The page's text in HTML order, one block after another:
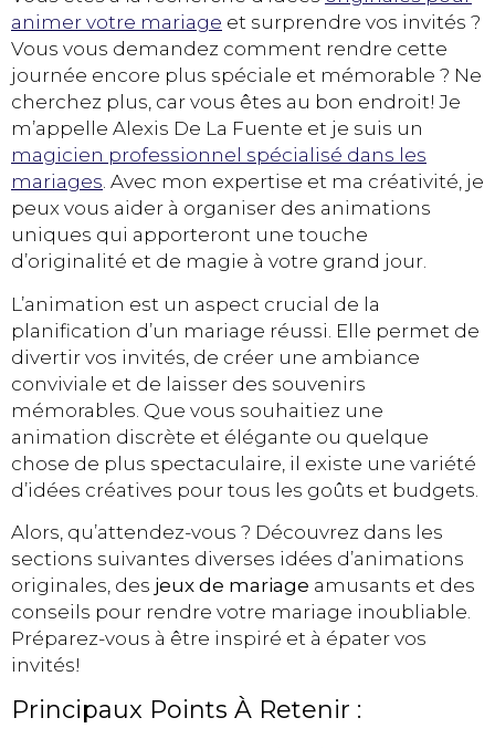
animer votre mariage et surprendre vos invités ?
Vous vous demandez comment rendre cette
journée encore plus spéciale et mémorable ? Ne
cherchez plus, car vous êtes au bon endroit! Je
m’appelle Alexis De La Fuente et je suis un
magicien professionnel spécialisé dans les
mariages. Avec mon expertise et ma créativité, je
peux vous aider à organiser des animations
uniques qui apporteront une touche
d’originalité et de magie à votre grand jour.
L’animation est un aspect crucial de la
planification d’un mariage réussi. Elle permet de
divertir vos invités, de créer une ambiance
conviviale et de laisser des souvenirs
mémorables. Que vous souhaitiez une
animation discrète et élégante ou quelque
chose de plus spectaculaire, il existe une variété
d’idées créatives pour tous les goûts et budgets.
Alors, qu’attendez-vous ? Découvrez dans les
sections suivantes diverses idées d’animations
originales, des jeux de mariage amusants et des
conseils pour rendre votre mariage inoubliable.
Préparez-vous à être inspiré et à épater vos
invités!
Principaux Points À Retenir :